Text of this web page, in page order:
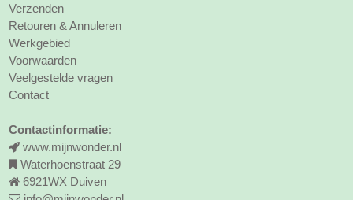
Verzenden
Retouren & Annuleren
Werkgebied
Voorwaarden
Veelgestelde vragen
Contact
Contactinformatie:
www.mijnwonder.nl
Waterhoenstraat 29
6921WX Duiven